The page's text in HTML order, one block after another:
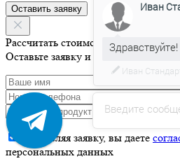
Рассчитать стоимость
Оставьте заявку и мы свяжемся с
Отправляя заявку, вы даете
персональных данных
Введите
Здравствуйте!